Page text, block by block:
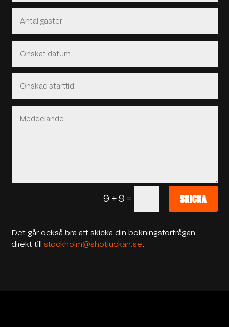
9 + 9 = SKICKA
Det går också bra att skicka din bokningsförfrågan
direkt tillstockholm@shotluckan.se!